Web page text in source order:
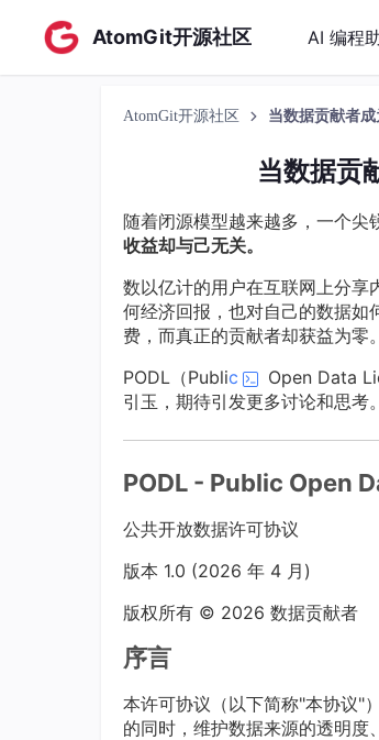
AtomGit开源社区 AI 编程
AtomGit开源社区 当数据贡献者
当数据贡
随着闭源模型越来越多，一个尖
收益却与己无关。
数以亿计的用户在互联网上分享
何经济回报，也对自己的数据如
费，而真正的贡献者却获益为零。
PODL（Public
Open Data
引玉，期待引发更多讨论和思考。
PODL - Public Open
公共开放数据许可协议
版本 1.0 (2026 年 4 月)
版权所有 © 2026 数据贡献者
序言
本许可协议（以下简称"本协议"
的同时，维护数据来源的透明度